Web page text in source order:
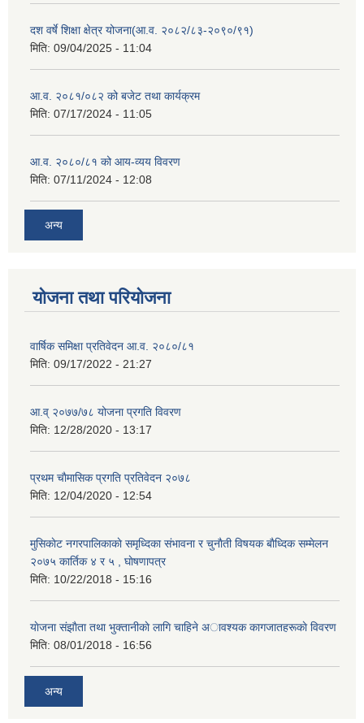
दश वर्षे शिक्षा क्षेत्र योजना(आ.व. २०८२/८३-२०९०/९१)
मिति: 09/04/2025 - 11:04
आ.व. २०८१/०८२ को बजेट तथा कार्यक्रम
मिति: 07/17/2024 - 11:05
आ.व. २०८०/८१ को आय-व्यय विवरण
मिति: 07/11/2024 - 12:08
अन्य
योजना तथा परियोजना
वार्षिक समिक्षा प्रतिवेदन आ.व. २०८०/८१
मिति: 09/17/2022 - 21:27
आ.व् २०७७/७८ योजना प्रगति विवरण
मिति: 12/28/2020 - 13:17
प्रथम चाैमासिक प्रगति प्रतिवेदन २०७८
मिति: 12/04/2020 - 12:54
मुसिकाेट नगरपालिकाकाे समृध्दिका संभावना र चुनाैती विषयक बाैध्दिक सम्मेलन
२०७५ कार्तिक ४ र ५ , घाेषणापत्र
मिति: 10/22/2018 - 15:16
याेजना संझाैता तथा भुक्तानीकाे लागि चाहिने अावश्यक कागजातहरूकाे विवरण
मिति: 08/01/2018 - 16:56
अन्य